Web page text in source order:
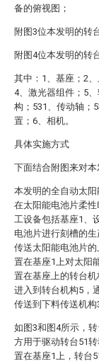
备的俯视图；
附图3位本发明的转
附图4位本发明的转
其中：1、基座；2
4、激光器组件；5
构；531、传动轴；
置；6、相机。
具体实施方式
下面结合附图来对本
本发明的全自动太
在太阳能电池片柔
工设备包括基座1、
电池片进行刻槽的
传送太阳能电池片
置在基座1上对太阳
置在基座上的转台
进入到转台机构5，
传送到下料传送机构
如图3和图4所示，
方用于驱动转台51
置在基座1上，转台